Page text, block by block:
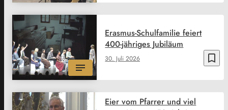
bookmark_border
30. Juli 2026
Erasmus-Schulfamilie feiert
400-jähriges Jubiläum
Eier vom Pfarrer und viel